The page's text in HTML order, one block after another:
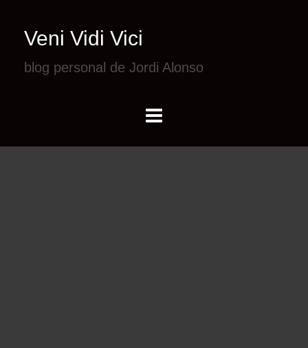
Veni Vidi Vici
blog personal de Jordi Alonso